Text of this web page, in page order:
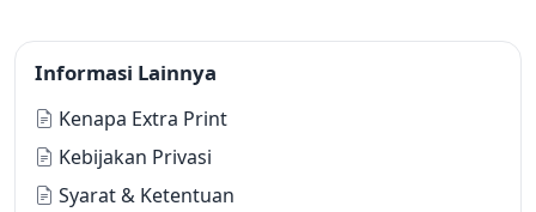
Informasi Lainnya
Kenapa Extra Print
Kebijakan Privasi
Syarat & Ketentuan